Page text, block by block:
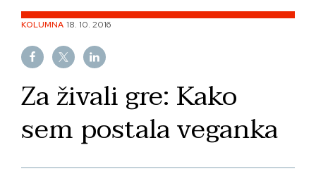
content
KOLUMNA 18. 10. 2016
Za živali gre: Kako
sem postala veganka